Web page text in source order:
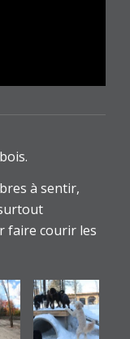
à sentir,
faire courir les